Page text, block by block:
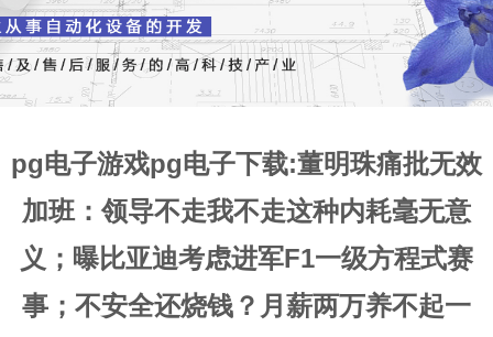
pg电子游戏pg电子下载:董明珠痛批无效
加班：领导不走我不走这种内耗毫无意
义；曝比亚迪考虑进军F1一级方程式赛
事；不安全还烧钱？月薪两万养不起一